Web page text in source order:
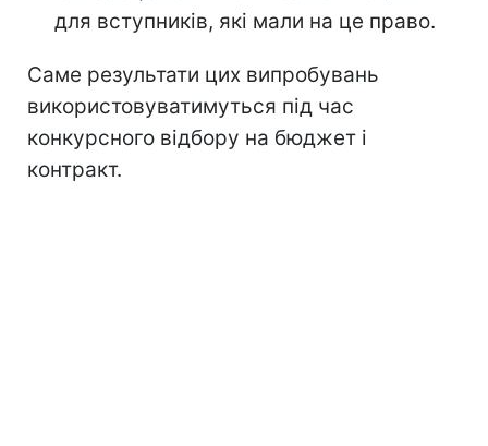
для вступників, які мали на це право.
Саме результати цих випробувань
використовуватимуться під час
конкурсного відбору на бюджет і
контракт.